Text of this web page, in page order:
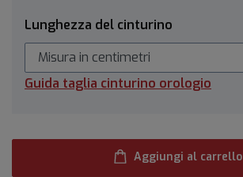
Lunghezza del cinturino
Guida taglia cinturino orologio
Aggiungi al carrello